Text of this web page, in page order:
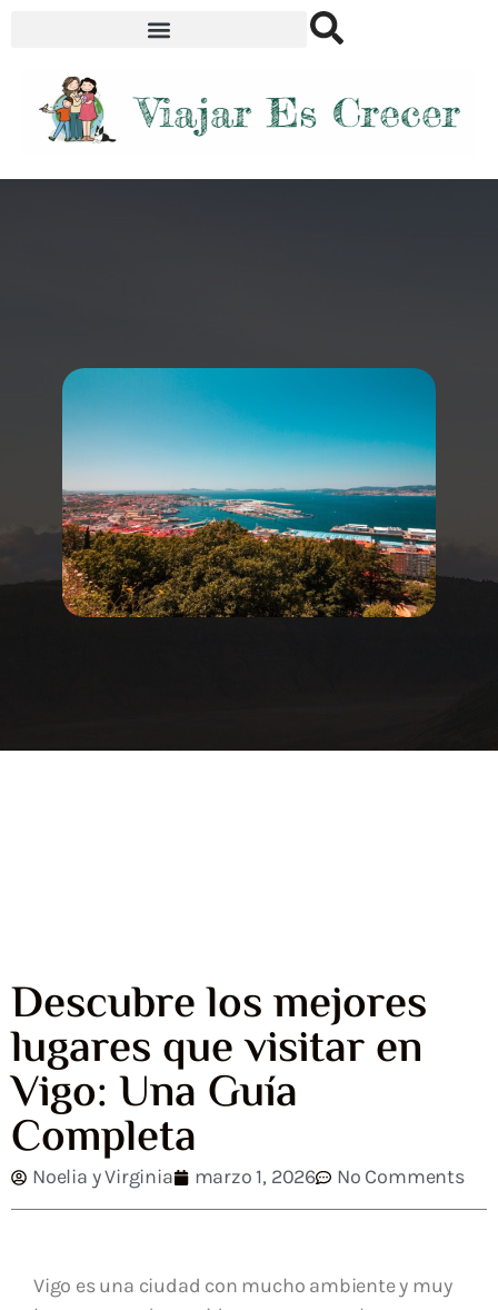
Descubre los mejores
lugares que visitar en
Vigo: Una Guía
Completa
Noelia y Virginia marzo 1, 2026 No Comments
Vigo es una ciudad con mucho ambiente y muy